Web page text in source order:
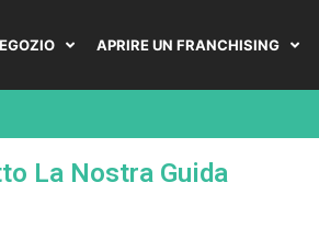
APRIRE UN FRANCHISING
La Nostra Guida